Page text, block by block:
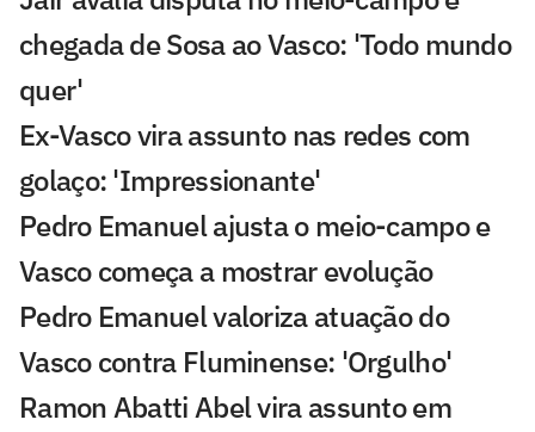
chegada de Sosa ao Vasco: 'Todo mundo
quer'
Ex-Vasco vira assunto nas redes com
golaço: 'Impressionante'
Pedro Emanuel ajusta o meio-campo e
Vasco começa a mostrar evolução
Pedro Emanuel valoriza atuação do
Vasco contra Fluminense: 'Orgulho'
Ramon Abatti Abel vira assunto em